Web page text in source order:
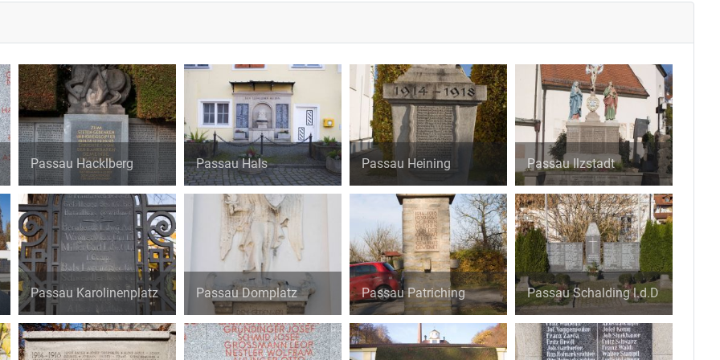
Passau Hacklberg Passau Hals Passau Heining Passau Ilzstadt
Passau Karolinenplatz Passau Domplatz Passau Patriching Passau Schalding l.d.D